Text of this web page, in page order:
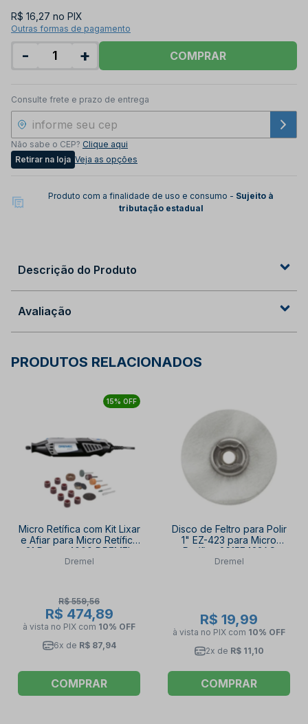
R$ 16,27 no PIX
Outras formas de pagamento
- + COMPRAR
Consulte frete e prazo de entrega
Não sabe o CEP? Clique aqui
Retirar na loja Veja as opções
Produto com a finalidade de uso e consumo - Sujeito à
tributação estadual
Descrição do Produto
Avaliação
PRODUTOS RELACIONADOS
15% OFF
Micro Retífica com Kit Lixar
e Afiar para Micro Retífica
31 Peças 4000 DREMEL
Dremel
R$ 559,56
R$ 474,89
à vista no PIX com 10% OFF
6x de R$ 87,94
COMPRAR
Disco de Feltro para Polir
1" EZ-423 para Micro
Retífica 2615E423AC
DREMEL
Dremel
R$ 19,99
à vista no PIX com 10% OFF
2x de R$ 11,10
COMPRAR